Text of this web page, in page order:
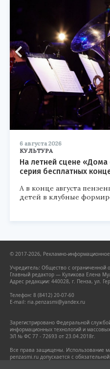
6 августа 2026
КУЛЬТУРА
На летней сцене
серия бесплатных
А в конце августа
детей в клубные
© 2017-2026, Рекламно-
Учредитель: Общество с ограниченной
Главный редактор — Куликова Елена
Адрес редакции: 440028, г. Пенза, ул.
Телефон: 8 (8412) 20-07-60
E-mail: ria.penzasmi@yandex.ru
Зарегистрировано Федеральной
информационных технологий и
ЭЛ № ФС 77 - 72693 от 23.04.2018г.
Все права защищены. Использование
penzasmi.ru допускается с
которой заимствован материал.